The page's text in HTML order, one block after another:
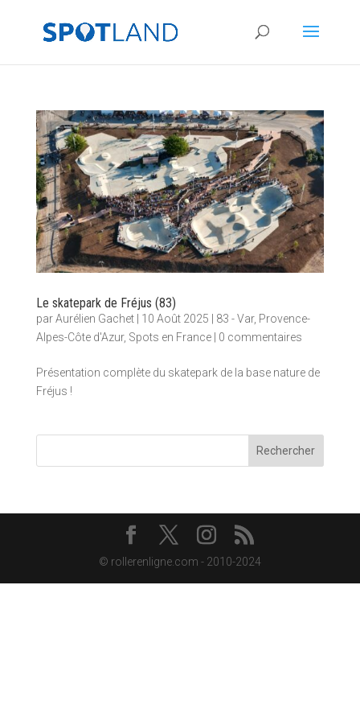
Le skatepark de Fréjus (83)
parAurélien Gachet| 10 Août 2025 | 83 - Var, Provence-
Alpes-Côte d'Azur, Spots en France| 0 commentaires
Présentation complète du skatepark de la base nature de
Fréjus !
Rechercher
© rollerenligne.com - 2010-2024